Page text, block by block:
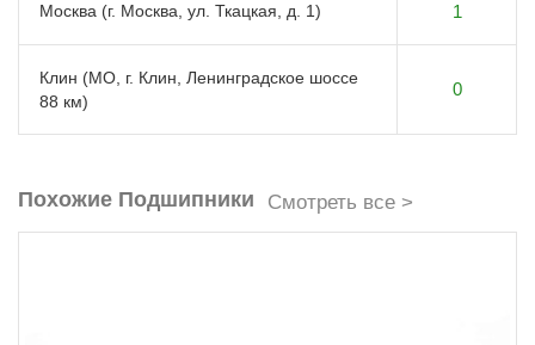
Москва (г. Москва, ул. Ткацкая, д. 1) 1
Клин (МО, г. Клин, Ленинградское шоссе
88 км)
0
Похожие Подшипники Смотреть все >